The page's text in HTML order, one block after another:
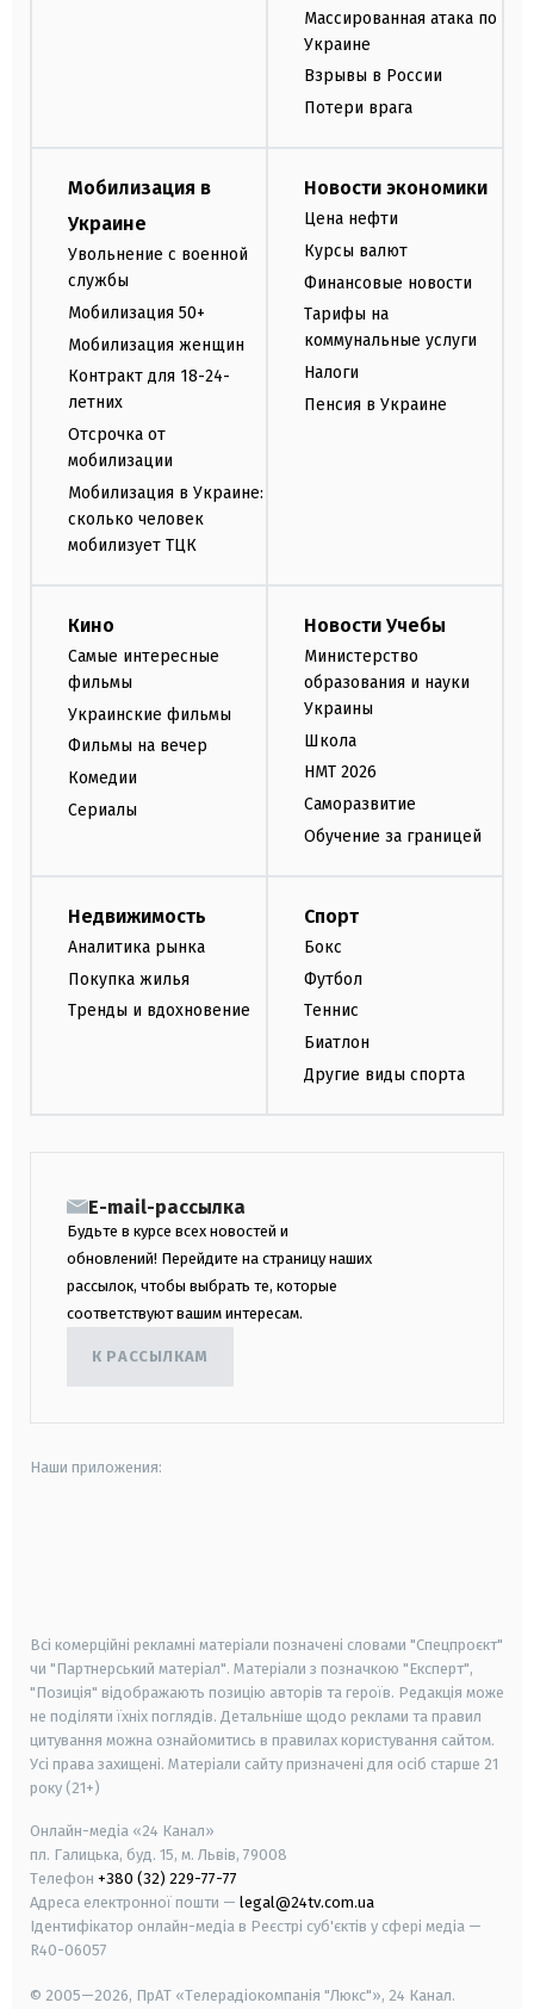
Массированная атака по
Украине
Взрывы в России
Потери врага
Мобилизация в
Украине
Увольнение с военной
службы
Мобилизация 50+
Мобилизация женщин
Контракт для 18-24-
летних
Отсрочка от
мобилизации
Мобилизация в Украине:
сколько человек
мобилизует ТЦК
Новости экономики
Цена нефти
Курсы валют
Финансовые новости
Тарифы на
коммунальные услуги
Налоги
Пенсия в Украине
Кино
Самые интересные
фильмы
Украинские фильмы
Фильмы на вечер
Комедии
Сериалы
Новости Учебы
Министерство
образования и науки
Украины
Школа
НМТ 2026
Саморазвитие
Обучение за границей
Недвижимость
Аналитика рынка
Покупка жилья
Тренды и вдохновение
Спорт
Бокс
Футбол
Теннис
Биатлон
Другие виды спорта
E-mail-рассылка
Будьте в курсе всех новостей и
обновлений! Перейдите на страницу наших
рассылок, чтобы выбрать те, которые
соответствуют вашим интересам.
К РАССЫЛКАМ
Наши приложения:
Всі комерційні рекламні матеріали позначені словами "Спецпроєкт"
чи "Партнерський матеріал". Матеріали з позначкою "Експерт",
"Позиція" відображають позицію авторів та героїв. Редакція може
не поділяти їхніх поглядів. Детальніше щодо реклами та правил
цитування можна ознайомитись в правилах користування сайтом.
Усі права захищені. Матеріали сайту призначені для осіб старше 21
року (21+)
Онлайн-медіа «24 Канал»
пл. Галицька, буд. 15, м. Львів, 79008
Телефон +380 (32) 229-77-77
Адреса електронної пошти — legal@24tv.com.ua
Ідентифікатор онлайн-медіа в Реєстрі суб'єктів у сфері медіа —
R40-06057
© 2005—2026, ПрАТ «Телерадіокомпанія "Люкс"», 24 Канал.